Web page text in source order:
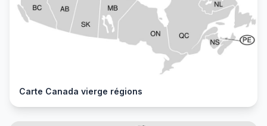
Carte Canada vierge régions